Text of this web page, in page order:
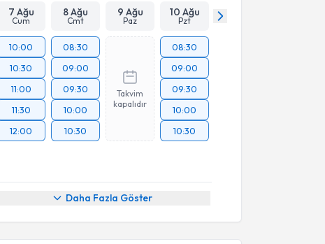
7 Ağu
Cum
8 Ağu
Cmt
9 Ağu
Paz
10 Ağu
Pzt
10:00
10:30
11:00
11:30
12:00
08:30
09:00
09:30
10:00
10:30
Takvim
kapalıdır
08:30
09:00
09:30
10:00
10:30
Daha Fazla Göster